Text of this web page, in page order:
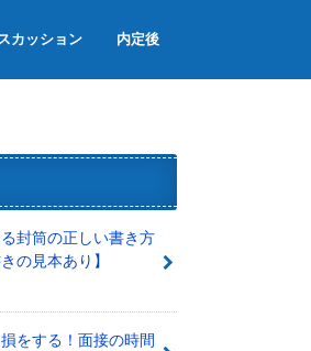
カッション 内定後
内定辞退
内定者懇親会
内定式
封筒の正しい書き方
の見本あり】
をする！面接の時間